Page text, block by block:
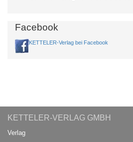
Facebook
KETTELER-Verlag bei Facebook
KETTELER-VERLAG GMBH
Verlag